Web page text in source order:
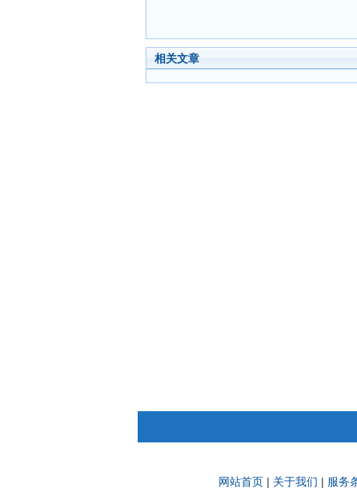
相关文章
网站首页 | 关于我们 | 服务